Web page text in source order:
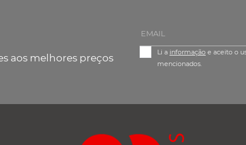
aos melhores preços Li a informação e aceito o
mencionados.